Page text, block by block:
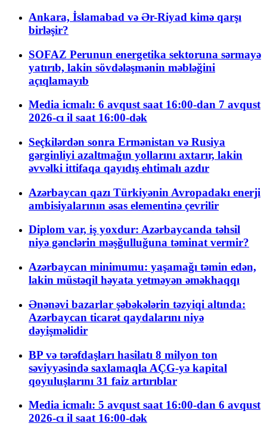
Ankara, İslamabad və Ər-Riyad kimə qarşı
birləşir?
SOFAZ Perunun energetika sektoruna sərmayə
yatırıb, lakin sövdələşmənin məbləğini
açıqlamayıb
Media icmalı: 6 avqust saat 16:00-dan 7 avqust
2026-cı il saat 16:00-dək
Seçkilərdən sonra Ermənistan və Rusiya
gərginliyi azaltmağın yollarını axtarır, lakin
əvvəlki ittifaqa qayıdış ehtimalı azdır
Azərbaycan qazı Türkiyənin Avropadakı enerji
ambisiyalarının əsas elementinə çevrilir
Diplom var, iş yoxdur: Azərbaycanda təhsil
niyə gənclərin məşğulluğuna təminat vermir?
Azərbaycan minimumu: yaşamağı təmin edən,
lakin müstəqil həyata yetməyən əməkhaqqı
Ənənəvi bazarlar şəbəkələrin təzyiqi altında:
Azərbaycan ticarət qaydalarını niyə
dəyişməlidir
BP və tərəfdaşları hasilatı 8 milyon ton
səviyyəsində saxlamaqla AÇG-yə kapital
qoyuluşlarını 31 faiz artırıblar
Media icmalı: 5 avqust saat 16:00-dan 6 avqust
2026-cı il saat 16:00-dək